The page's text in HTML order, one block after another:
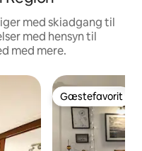
med skiadgang til
med hensyn til
med mere.
Gæstefavorit
Gæstefavorit